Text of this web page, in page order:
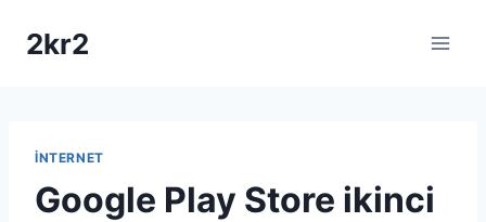
2kr2
İNTERNET
Google Play Store ikinci